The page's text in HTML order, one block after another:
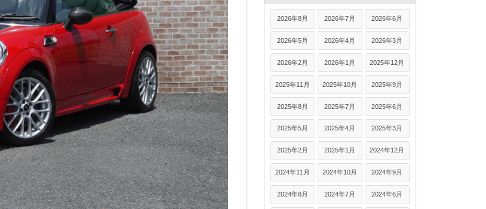
2026年8月 2026年7月 2026年6月
2026年5月 2026年4月 2026年3月
2026年2月 2026年1月 2025年12月
2025年11月 2025年10月 2025年9月
2025年8月 2025年7月 2025年6月
2025年5月 2025年4月 2025年3月
2025年2月 2025年1月 2024年12月
2024年11月 2024年10月 2024年9月
2024年8月 2024年7月 2024年6月